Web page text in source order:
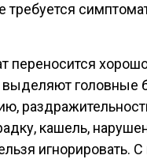
требуется
головные
кашель,
игнорировать.